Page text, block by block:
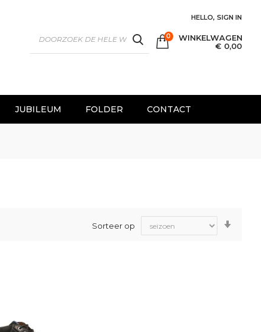
HELLO, SIGN IN
SEARCH WINKELWAGEN
€ 0,00
0
JUBILEUM FOLDER CONTACT
Sorteer op